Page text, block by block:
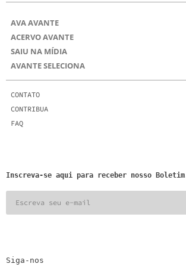
AVA AVANTE
ACERVO AVANTE
SAIU NA MÍDIA
AVANTE SELECIONA
CONTATO
CONTRIBUA
FAQ
Inscreva-se aqui para receber nosso
Siga-nos